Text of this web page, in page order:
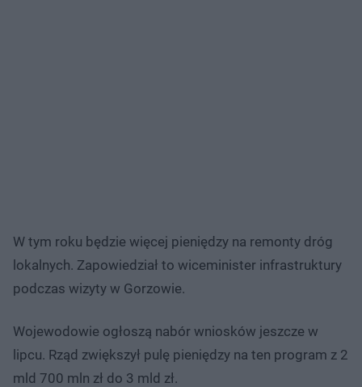
W tym roku będzie więcej pieniędzy na remonty dróg
lokalnych. Zapowiedział to wiceminister infrastruktury
podczas wizyty w Gorzowie.​
Wojewodowie ogłoszą nabór wniosków jeszcze w
lipcu. Rząd zwiększył pulę pieniędzy na ten program z 2
mld 700 mln zł do 3 mld zł.